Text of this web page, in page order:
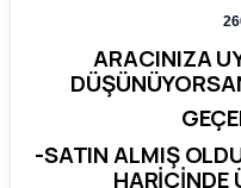
Parça
ARACINIZA
-SATIN ALMIŞ
HARİCİNDE